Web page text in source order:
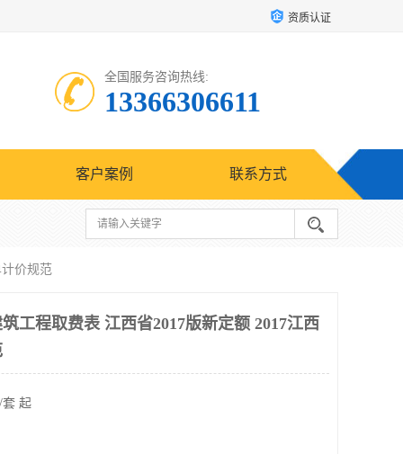
资质认证
全国服务咨询热线:
13366306611
客户案例 联系方式
价规范
工程取费表 江西省2017版新定额 2017江西
起